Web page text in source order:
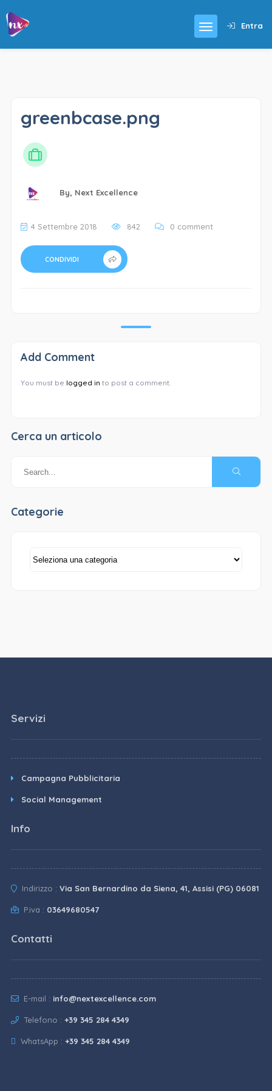
Entra
greenbcase.png
By, Next Excellence
4 Settembre 2018 842 0 comment
CONDIVIDI
Add Comment
You must be logged in to post a comment.
Cerca un articolo
Categorie
Servizi
Campagna Pubblicitaria
Social Management
Info
Indirizzo : Via San Bernardino da Siena, 41, Assisi (PG) 06081
P.iva : 03649680547
Contatti
E-mail : info@nextexcellence.com
Telefono : +39 345 284 4349
WhatsApp : +39 345 284 4349